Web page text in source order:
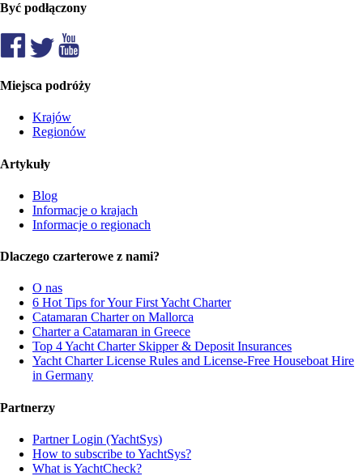
Być podłączony
Miejsca podróży
Krajów
Regionów
Artykuły
Blog
Informacje o krajach
Informacje o regionach
Dlaczego czarterowe z nami?
O nas
6 Hot Tips for Your First Yacht Charter
Catamaran Charter on Mallorca
Charter a Catamaran in Greece
Top 4 Yacht Charter Skipper & Deposit Insurances
Yacht Charter License Rules and License-Free Houseboat Hire
in Germany
Partnerzy
Partner Login (YachtSys)
How to subscribe to YachtSys?
What is YachtCheck?